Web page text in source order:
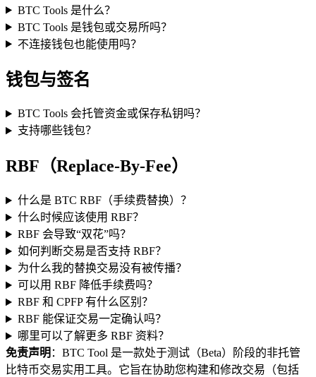
BTC Tools 是什么？
BTC Tools 是钱包或交易所吗？
不连接钱包也能使用吗？
钱包与签名
BTC Tools 会托管资金或保存私钥吗？
支持哪些钱包？
RBF（Replace-By-Fee）
什么是 BTC RBF（手续费替换）？
什么时候应该使用 RBF？
RBF 会导致“双花”吗？
如何判断交易是否支持 RBF？
为什么我的替换交易没有被传播？
可以用 RBF 降低手续费吗？
RBF 和 CPFP 有什么区别？
RBF 能保证交易一定确认吗？
哪里可以了解更多 RBF 资料？
免责声明 ：BTC Tool 是一款处于测试（Beta）阶段的非托管
比特币交易实用工具。它旨在协助您构建和修改交易（包括